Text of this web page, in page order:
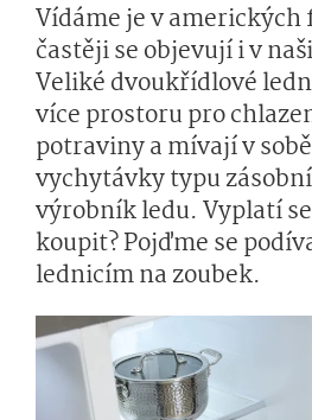
Vídáme je v amerických
častěji se objevují i v
Veliké dvoukřídlové
více prostoru pro
potraviny a mívají v
vychytávky typu
výrobník ledu. Vyplatí
koupit? Pojďme se
lednicím na zoubek.